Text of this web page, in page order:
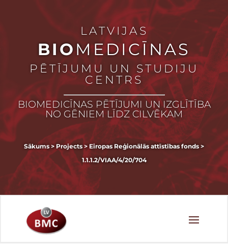
LATVIJAS
BIOMEDICĪNAS
PĒTĪJUMU UN STUDIJU
CENTRS
BIOMEDICĪNAS PĒTĪJUMI UN IZGLĪTĪBA
NO GĒNIEM LĪDZ CILVĒKAM
Sākums> Projects > Eiropas Reģionālās attīstības fonds >
1.1.1.2/VIAA/4/20/704